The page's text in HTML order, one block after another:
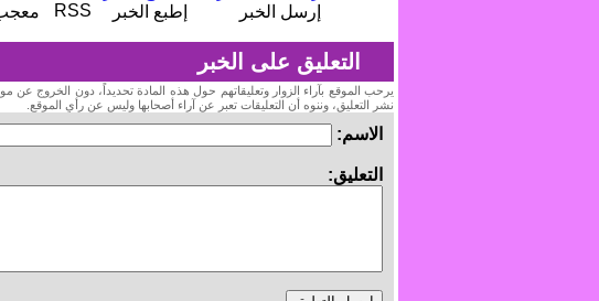
إرسل الخبر
إطبع الخبر RSS معجب
التعليق على الخبر
يرحب الموقع بآراء الزوار وتعليقاتهم حول هذه المادة تحديداً، دون الخروج
نشر التعليق، وننوه أن التعليقات تعبر عن آراء أصحابها وليس عن رأي الموقع.
الاسم:
التعليق: